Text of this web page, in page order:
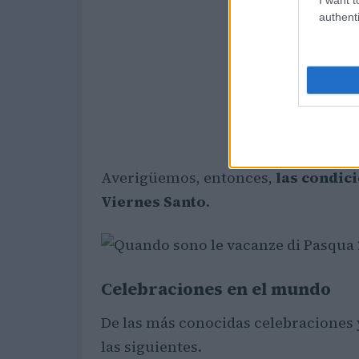
Averigüemos, entonces, las
Viernes Santo.
Celebraciones en el mundo
De las más conocidas
las siguientes.